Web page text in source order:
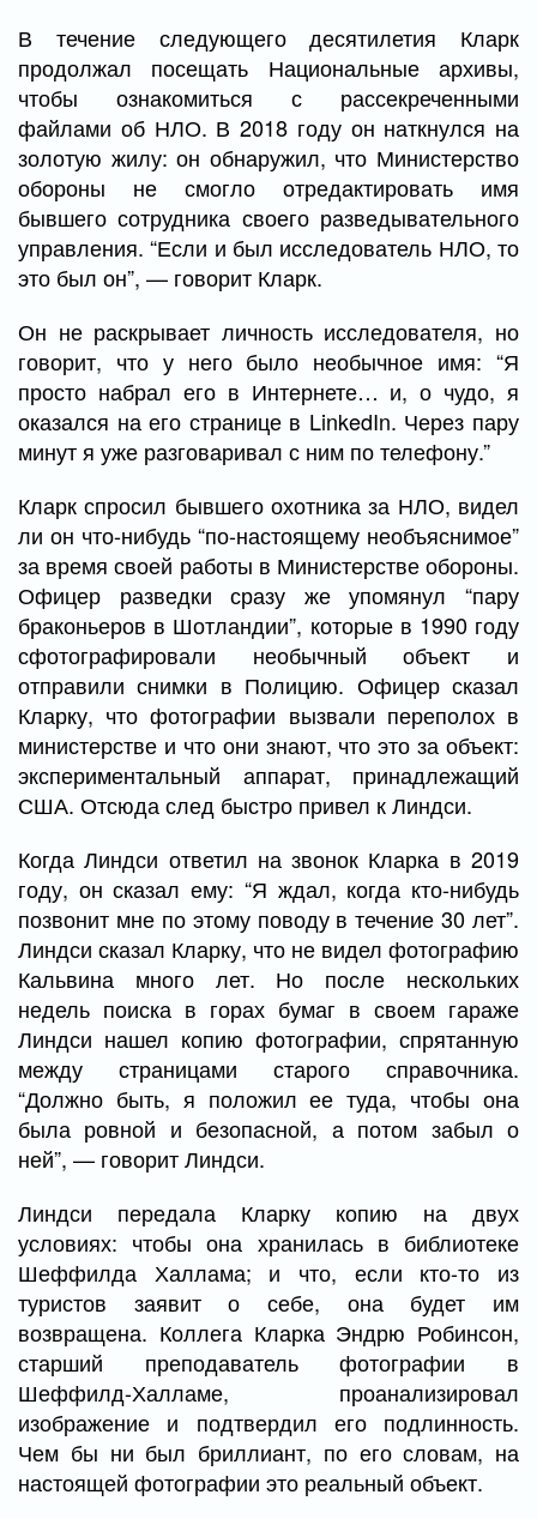
В течение следующего десятилетия Кларк
продолжал посещать Национальные архивы,
чтобы ознакомиться с рассекреченными
файлами об НЛО. В 2018 году он наткнулся на
золотую жилу: он обнаружил, что Министерство
обороны не смогло отредактировать имя
бывшего сотрудника своего разведывательного
управления. “Если и был исследователь НЛО, то
это был он”, — говорит Кларк.
Он не раскрывает личность исследователя, но
говорит, что у него было необычное имя: “Я
просто набрал его в Интернете… и, о чудо, я
оказался на его странице в LinkedIn. Через пару
минут я уже разговаривал с ним по телефону.”
Кларк спросил бывшего охотника за НЛО, видел
ли он что-нибудь “по-настоящему необъяснимое”
за время своей работы в Министерстве обороны.
Офицер разведки сразу же упомянул “пару
браконьеров в Шотландии”, которые в 1990 году
сфотографировали необычный объект и
отправили снимки в Полицию. Офицер сказал
Кларку, что фотографии вызвали переполох в
министерстве и что они знают, что это за объект:
экспериментальный аппарат, принадлежащий
США. Отсюда след быстро привел к Линдси.
Когда Линдси ответил на звонок Кларка в 2019
году, он сказал ему: “Я ждал, когда кто-нибудь
позвонит мне по этому поводу в течение 30 лет”.
Линдси сказал Кларку, что не видел фотографию
Кальвина много лет. Но после нескольких
недель поиска в горах бумаг в своем гараже
Линдси нашел копию фотографии, спрятанную
между страницами старого справочника.
“Должно быть, я положил ее туда, чтобы она
была ровной и безопасной, а потом забыл о
ней”, — говорит Линдси.
Линдси передала Кларку копию на двух
условиях: чтобы она хранилась в библиотеке
Шеффилда Халлама; и что, если кто-то из
туристов заявит о себе, она будет им
возвращена. Коллега Кларка Эндрю Робинсон,
старший преподаватель фотографии в
Шеффилд-Халламе, проанализировал
изображение и подтвердил его подлинность.
Чем бы ни был бриллиант, по его словам, на
настоящей фотографии это реальный объект.